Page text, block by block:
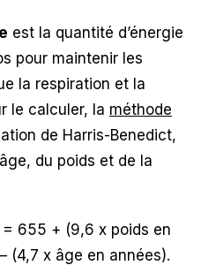
est la quantité d’énergie
pour maintenir les
la respiration et la
le calculer, la méthode
de Harris-Benedict,
du poids et de la
= 655 + (9,6 x poids en
(4,7 x âge en années).